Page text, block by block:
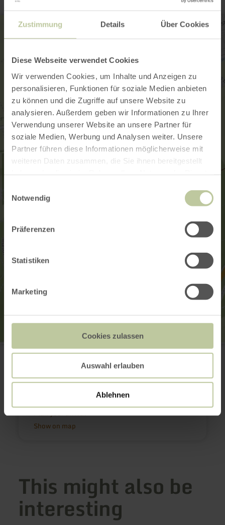
Zustimmung Details Über Cookies
Diese Webseite verwendet Cookies
Wir verwenden Cookies, um Inhalte und Anzeigen zu
personalisieren, Funktionen für soziale Medien anbieten
zu können und die Zugriffe auf unsere Website zu
analysieren. Außerdem geben wir Informationen zu Ihrer
Verwendung unserer Website an unsere Partner für
soziale Medien, Werbung und Analysen weiter. Unsere
Partner führen diese Informationen möglicherweise mit
weiteren Daten zusammen, die Sie ihnen bereitgestellt
Notwendig
Präferenzen
Statistiken
Marketing
Cookies zulassen
Auswahl erlauben
Ablehnen
Tourist-Information Wittlich Stadt & Land
Marktplatz / Neustraße 2
0049 6571 146624
Plan your arrival
Show on map
This might also be
interesting